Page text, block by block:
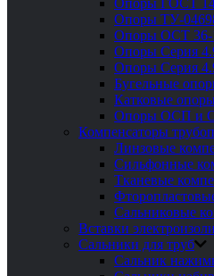
Опоры ГОСТ
Опоры ТУ-
Опоры ОСТ 36-
Опоры Серия
Опоры Серия
Бугельные
Катковые
Опоры ОСП и
Компенсаторы
Линзовые
Сильфонные
Тканевые
Сальниковые
Вставки
Сальники для труб
Сальник